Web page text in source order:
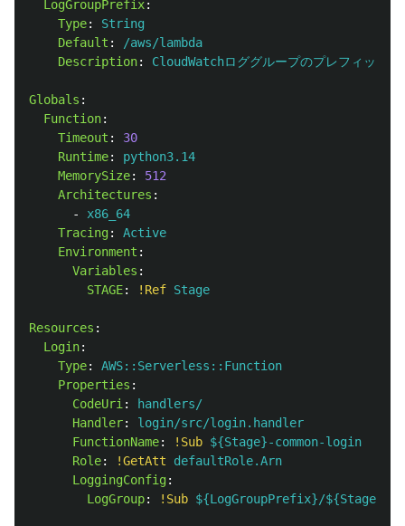
LogGroupPrefix:
Type:
String
Default :
/aws/lambda
Description: CloudWatchロググループのプレフィックス
Globals :
Function:
Timeout :
30
Runtime:
python3.14
MemorySize:
512
Architectures :
-
x86_64
Tracing:
Active
Environment :
Variables :
STAGE: !Ref Stage
Resources :
Login:
Type:
AWS::Serverless::Function
Properties :
CodeUri :
handlers/
Handler:
login/src/login.handler
FunctionName: !Sub ${Stage}-common-login
Role: !GetAtt
defaultRole.Arn
LoggingConfig:
LogGroup: !Sub ${LogGroupPrefix}/${Stage}-